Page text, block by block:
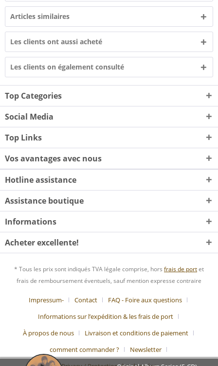
Articles similaires
Les clients ont aussi acheté
Les clients on également consulté
Top Categories
Social Media
Top Links
Vos avantages avec nous
Hotline assistance
Assistance boutique
Informations
Acheter excellente!
* Tous les prix sont indiqués TVA légale comprise, hors frais de portet
frais de remboursement éventuels, sauf mention expresse contraire
Impressum- Contact
FAQ - Foire aux questions
Informations sur l’expédition & les frais de port
À propos de nous
Livraison et conditions de paiement
comment commander ?
Newsletter